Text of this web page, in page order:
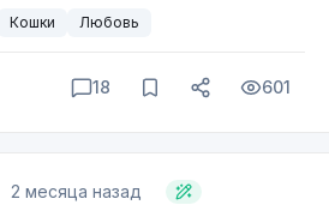
Кошки Любовь
18 601
2 месяца назад